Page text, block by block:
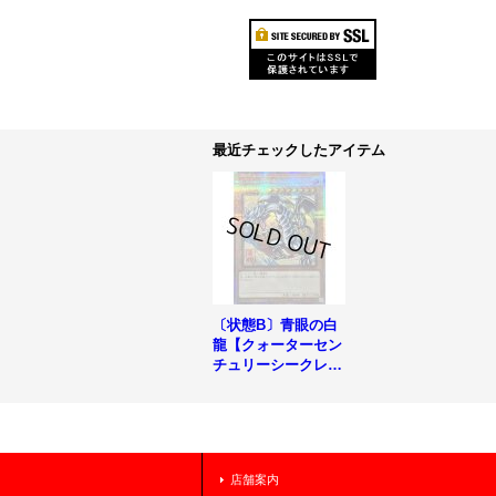
最近チェックしたアイテム
〔状態B〕青眼の白
龍【クォーターセン
チュリーシークレッ
店舗案内